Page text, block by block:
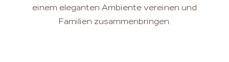
einem eleganten Ambiente vereinen und
Familien zusammenbringen.